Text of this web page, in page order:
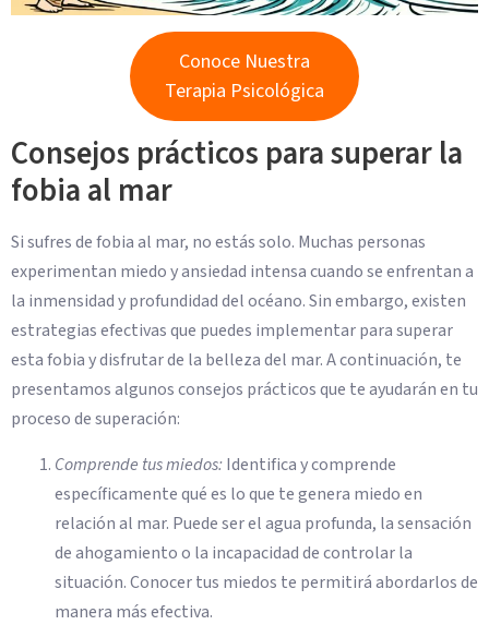
Conoce Nuestra
Terapia Psicológica
Consejos prácticos para superar la
fobia al mar
Si sufres de fobia al mar, no estás solo. Muchas personas
experimentan miedo y ansiedad intensa cuando se enfrentan a
la inmensidad y profundidad del océano. Sin embargo, existen
estrategias efectivas que puedes implementar para superar
esta fobia y disfrutar de la belleza del mar. A continuación, te
presentamos algunos consejos prácticos que te ayudarán en tu
proceso de superación:
Comprende tus miedos:Identifica y comprende
específicamente qué es lo que te genera miedo en
relación al mar. Puede ser el agua profunda, la sensación
de ahogamiento o la incapacidad de controlar la
situación. Conocer tus miedos te permitirá abordarlos de
manera más efectiva.